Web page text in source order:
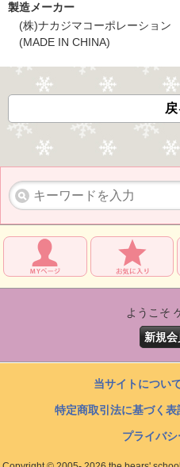
製造メーカー
(株)ナカジマコーポレーション
(MADE IN CHINA)
戻
ようこそ
新規
当サイトについ
特定商取引法に基づく表
プライバ